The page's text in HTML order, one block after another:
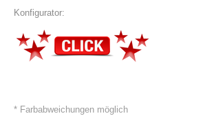
Konfigurator:
* Farbabweichungen möglich